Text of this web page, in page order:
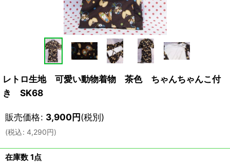
レトロ生地 可愛い動物着物 茶色 ちゃんちゃんこ付
き SK68
販売価格: 3,900円(税別)
(税込: 4,290円)
在庫数 1点